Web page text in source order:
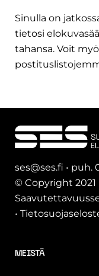
Sinulla on
tietosi
tahansa. Voit
ses@ses.fi • puh.
© Copyright 2021
•
MEISTÄ